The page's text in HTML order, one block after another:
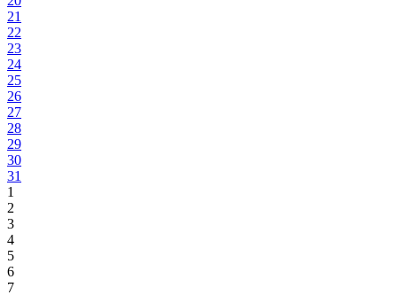
21
22
23
24
25
26
27
28
29
30
31
1
2
3
4
5
6
7